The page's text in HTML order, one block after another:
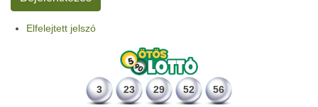
Elfelejtett jelszó
3 23 29 52 56